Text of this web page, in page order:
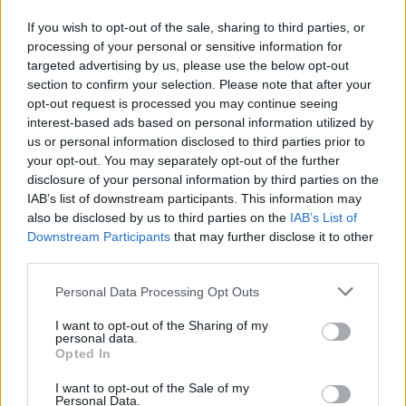
If you wish to opt-out of the sale, sharing to third parties, or
processing of your personal or sensitive information for
targeted advertising by us, please use the below opt-out
section to confirm your selection. Please note that after your
opt-out request is processed you may continue seeing
interest-based ads based on personal information utilized by
us or personal information disclosed to third parties prior to
your opt-out. You may separately opt-out of the further
disclosure of your personal information by third parties on the
IAB’s list of downstream participants. This information may
also be disclosed by us to third parties on the IAB’s List of
Downstream Participants that may further disclose it to other
Personal Data Processing Opt Outs
I want to opt-out of the Sharing of my
personal data.
Opted In
I want to opt-out of the Sale of my
Personal Data.
risulta beneficiaria di 1 progetto finanziato con fondi europei
/ di coesione per un finanziamento pubblico di 351.508
euro (cicli di programmazione 2007-2013).
(0120000003) REALIZZAZIONE DI UN
IMPIANTO DI PRODUZIONE DI ENERGIA ELETTRICA DI
ORIGINE FOTOVOLTAICA DA 100 kWp CONNESSO ALLA
RETE, AL DI SOPRA DI UNA DISCARICA
Ciclo di programmazione 2007-2013
351.508 euro
Fonte:OpenCoesione(Open Data, licenza CC BY 4.0). Ogni progetto e'
verificabile sul portale OpenCoesione. Dati aggiornati al 2026-08-02.
Aiuti di Stato e contributi pubblici
Srt Societa' Pubblica Per Il Recupero Ed Il Trattamento